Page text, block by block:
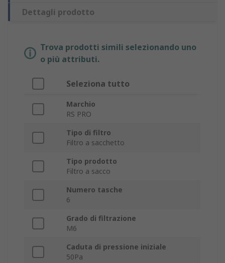
Dettagli prodotto
Trova prodotti simili selezionando uno
o più attributi.
Seleziona tutto
Marchio
RS PRO
Tipo di filtro
Filtro a sacchetto
Tipo prodotto
Filtro a sacco
Numero tasche
6
Grado di filtrazione
M6
Caduta di pressione iniziale
50Pa